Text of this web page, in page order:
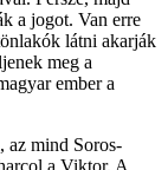
a jogot. Van erre
látni akarják
meg a
ember a
az mind Soros-
a Viktor. A